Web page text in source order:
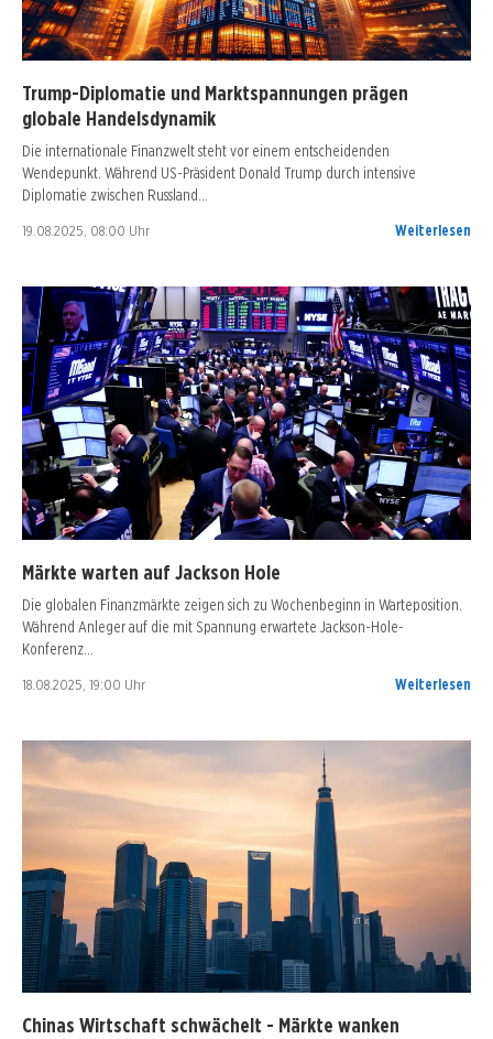
Trump-Diplomatie und Marktspannungen prägen
globale Handelsdynamik
Die internationale Finanzwelt steht vor einem entscheidenden
Wendepunkt. Während US-Präsident Donald Trump durch intensive
Diplomatie zwischen Russland…
19.08.2025, 08:00 Uhr Weiterlesen
Märkte warten auf Jackson Hole
Die globalen Finanzmärkte zeigen sich zu Wochenbeginn in Warteposition.
Während Anleger auf die mit Spannung erwartete Jackson-Hole-
Konferenz…
18.08.2025, 19:00 Uhr Weiterlesen
Chinas Wirtschaft schwächelt - Märkte wanken